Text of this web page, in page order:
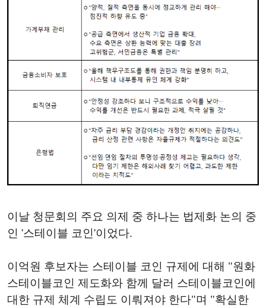
이날 청문회의 주요 의제 중 하나는 법제화 논의 중
인 '스테이블 코인'이었다.
이억원 후보자는 스테이블 코인 규제에 대해 "원화
스테이블코인 제도화와 함께 달러 스테이블코인에
대한 규제 체계 수립도 이뤄져야 한다"며 "확실한